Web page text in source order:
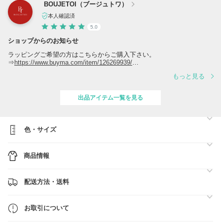
BOUJETOI（ブージュトワ）
本人確認済
5.0
ショップからのお知らせ
ラッピングご希望の方はこちらからご購入下さい。
⇒https://www.buyma.com/item/126269939/
き、誠にありがとうございます。
当ショップでは、"HERMES/エルメス" "TOD'S/トッズ" "CELINE/セリ
※商品はすべて「安心」「安全」の、国内からの発送となります。
欲しい時にすぐお手元に届きます。
もっと見る
出品アイテム一覧を見る
色・サイズ
商品情報
配送方法・送料
お取引について